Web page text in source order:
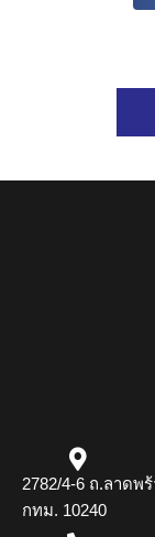
2782/4-6 ถ.ลาดพ
กทม. 10240